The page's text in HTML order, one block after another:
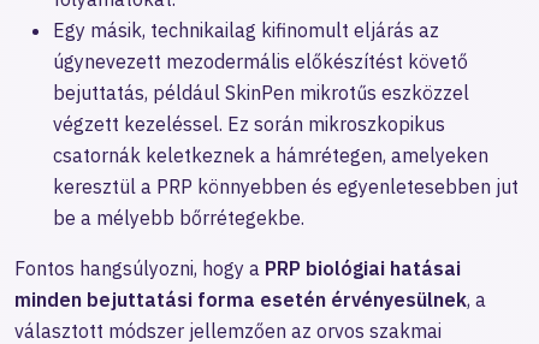
Egy másik, technikailag kifinomult eljárás az
úgynevezett mezodermális előkészítést követő
bejuttatás, például SkinPen mikrotűs eszközzel
végzett kezeléssel. Ez során mikroszkopikus
csatornák keletkeznek a hámrétegen, amelyeken
keresztül a PRP könnyebben és egyenletesebben jut
be a mélyebb bőrrétegekbe.
Fontos hangsúlyozni, hogy a PRP biológiai hatásai
minden bejuttatási forma esetén érvényesülnek, a
választott módszer jellemzően az orvos szakmai